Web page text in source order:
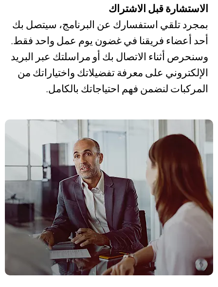
الاستشارة قبل الاشتراك
بمجرد تلقي استفسارك عن البرنامج، سيتصل بك
أحد أعضاء فريقنا في غضون يوم عمل واحد فقط.
وسنحرص أثناء الاتصال بك أو مراسلتك عبر البريد
الإلكتروني على معرفة تفضيلاتك واختياراتك من
المركبات لنضمن فهم احتياجاتك بالكامل.